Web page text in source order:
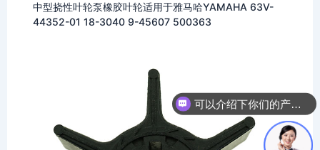
中型挠性叶轮泵橡胶叶轮适用于雅马哈YAMAHA 63V-
44352-01 18-3040 9-45607 500363
可以介绍下你们的产品么